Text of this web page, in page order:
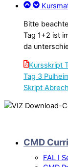
Bitte
Tag 1+2 ist
da
Kursskript
Tag 3
Skript
CMD
FAL I